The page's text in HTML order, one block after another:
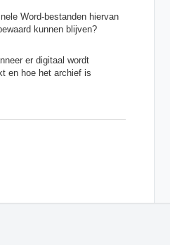
Word-bestanden hiervan
kunnen blijven?
er digitaal wordt
en hoe het archief is